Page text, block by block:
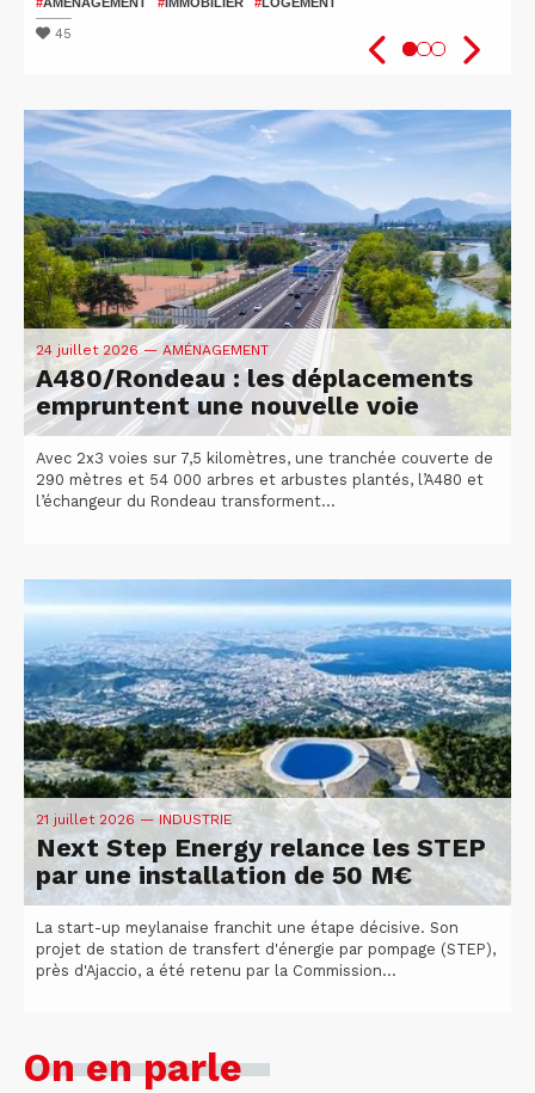
45
#SANTÉ
#VÉLO
24 juillet 2026— AMÉNAGEMENT
A480/Rondeau : les déplacements
empruntent une nouvelle voie
Avec 2x3 voies sur 7,5 kilomètres, une tranchée couverte de
290 mètres et 54 000 arbres et arbustes plantés, l’A480 et
l’échangeur du Rondeau transforment...
21 juillet 2026 — INDUSTRIE
Next Step Energy relance les STEP
par une installation de 50 M€
La start-up meylanaise franchit une étape décisive. Son
projet de station de transfert d'énergie par pompage (STEP),
près d'Ajaccio, a été retenu par la Commission...
On en parle